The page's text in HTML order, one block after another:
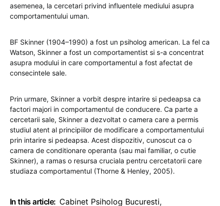
asemenea, la cercetari privind influentele mediului asupra
comportamentului uman.
BF Skinner (1904–1990) a fost un psiholog american. La fel ca
Watson, Skinner a fost un comportamentist si s-a concentrat
asupra modului in care comportamentul a fost afectat de
consecintele sale.
Prin urmare, Skinner a vorbit despre intarire si pedeapsa ca
factori majori in comportamentul de conducere. Ca parte a
cercetarii sale, Skinner a dezvoltat o camera care a permis
studiul atent al principiilor de modificare a comportamentului
prin intarire si pedeapsa. Acest dispozitiv, cunoscut ca o
camera de conditionare operanta (sau mai familiar, o cutie
Skinner), a ramas o resursa cruciala pentru cercetatorii care
studiaza comportamentul (Thorne & Henley, 2005).
In this article: Cabinet Psiholog Bucuresti,